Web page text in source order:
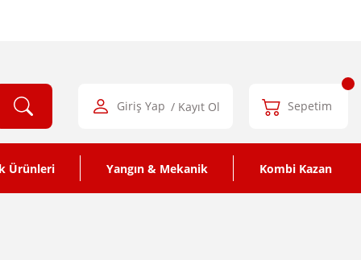
Giriş Yap / Kayıt Ol Sepetim
Ürünleri Yangın & Mekanik Kombi Kazan